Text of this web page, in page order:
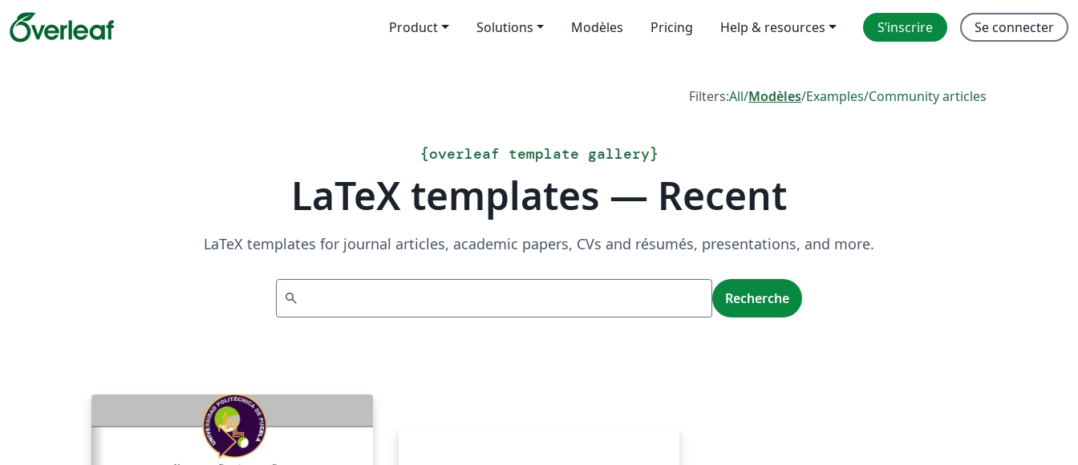
Product Solutions Modèles Pricing Help & resources S’inscrire Se connecter
Filters:All/Modèles/Examples/Community articles
{overleaf template gallery}
LaTeX templates — Recent
LaTeX templates for journal articles, academic papers, CVs and résumés, presentations, and more.
search Recherche